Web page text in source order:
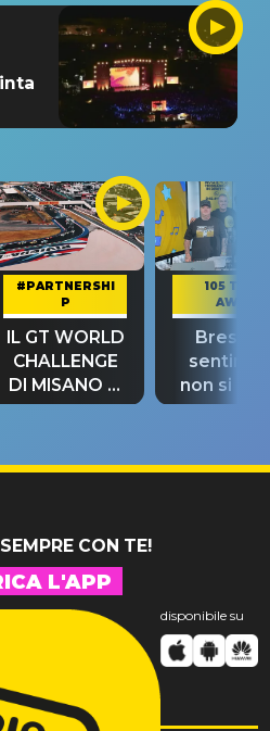
#PARTNERSHI
P
IL GT WORLD
CHALLENGE
DI MISANO si
riconferma
105 TAKE
AWAY
Bresh:
non si
fino alla
CON TE!
L'APP
disponibile su